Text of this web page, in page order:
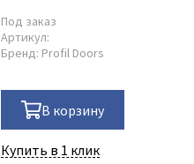
Под заказ
Артикул:
Бренд: Profil Doors
В корзину
Купить в 1 клик